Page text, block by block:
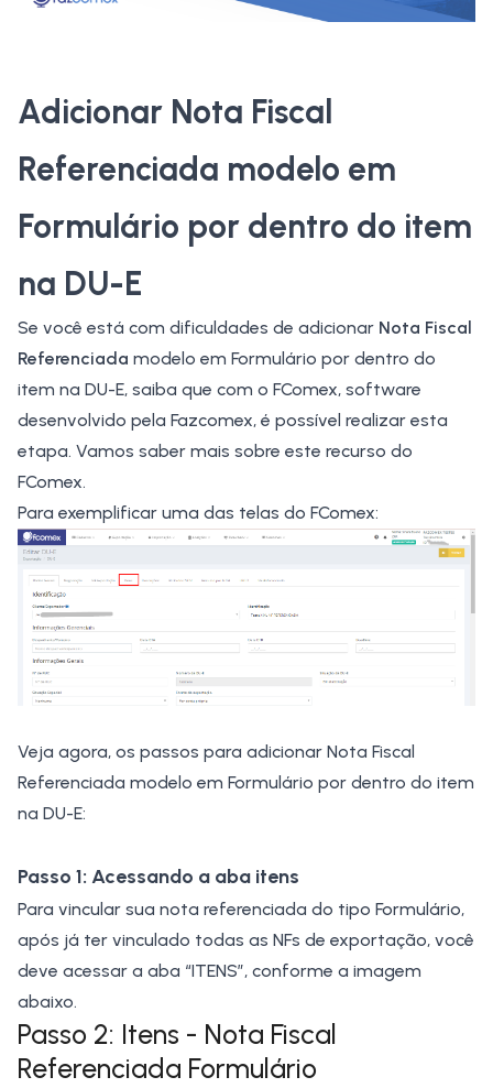
Adicionar Nota Fiscal
Referenciada modelo em
Formulário por dentro do item
na DU-E
Se você está com dificuldades de adicionar Nota Fiscal
Referenciada modelo em Formulário por dentro do
item na DU-E, saiba que com o FComex, software
desenvolvido pela Fazcomex, é possível realizar esta
etapa. Vamos saber mais sobre este recurso do
FComex.
Para exemplificar uma das telas do FComex:
Veja agora, os passos para adicionar Nota Fiscal
Referenciada modelo em Formulário por dentro do item
na DU-E:
Passo 1: Acessando a aba itens
Para vincular sua nota referenciada do tipo Formulário,
após já ter vinculado todas as NFs de exportação, você
deve acessar a aba “ITENS”, conforme a imagem
abaixo.
Passo 2: Itens - Nota Fiscal
Referenciada Formulário